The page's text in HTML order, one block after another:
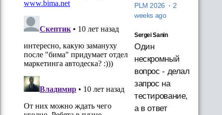
PLM 2026 · 2
weeks ago
Sergei Sanin
Один
нескромный
вопрос - делал
запрос на
тестирование,
а в ответ